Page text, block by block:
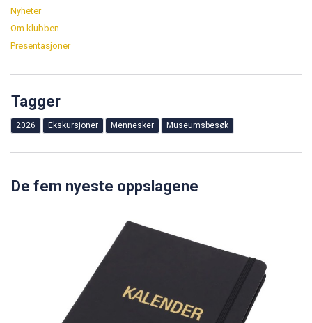
Nyheter
Om klubben
Presentasjoner
Tagger
2026 Ekskursjoner Mennesker Museumsbesøk
De fem nyeste oppslagene